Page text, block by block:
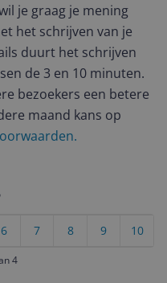
je graag je mening
het schrijven van je
duurt het schrijven
de 3 en 10 minuten.
bezoekers een betere
maand kans op
10
9
8
7
6
4